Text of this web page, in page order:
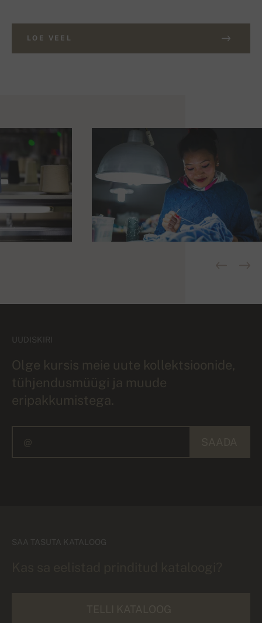
LOE VEEL
UUDISKIRI
Olge kursis meie uute kollektsioonide,
tühjendusmüügi ja muude
eripakkumistega.
SAA TASUTA KATALOOG